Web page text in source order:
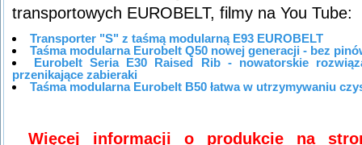
transportowych EUROBELT, filmy na You Tube:
Transporter "S" z taśmą modularną E93 EUROBELT
Taśma modularna Eurobelt Q50 nowej generacji - bez
Eurobelt Seria E30 Raised Rib - nowatorskie
przenikające zabieraki
Taśma modularna Eurobelt B50 łatwa w utrzymywaniu
Więcej informacji o produkcie na